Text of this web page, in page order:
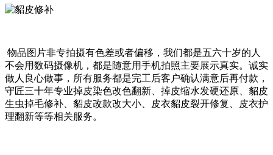
物品图片非专拍摄有色差或者偏移，我们都是五六十岁的人
不会用数码摄像机，都是随意用手机拍照主要展示真实。诚实
做人良心做事，所有服务都是完工后客户确认满意后再付款，
守匠三十年专业掉皮染色改色翻新、掉皮缩水发硬还原、貂皮
生虫掉毛修补、貂皮改款改大小、皮衣貂皮裂开修复、皮衣护
理翻新等等相关服务。